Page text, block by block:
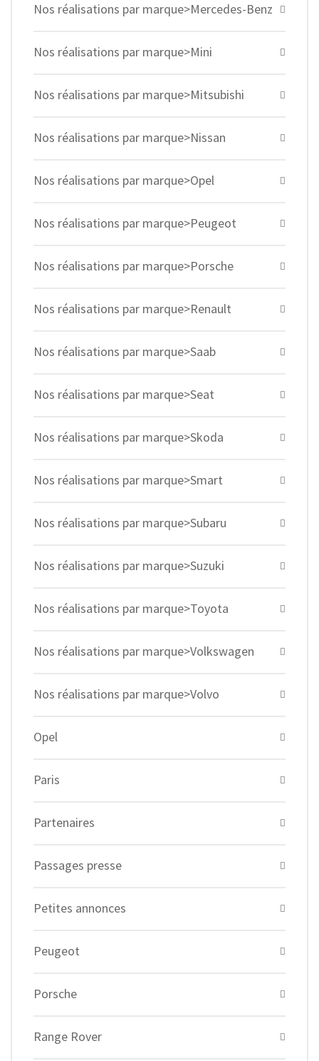
Nos réalisations par marque>Mercedes-Benz
Nos réalisations par marque>Mini
Nos réalisations par marque>Mitsubishi
Nos réalisations par marque>Nissan
Nos réalisations par marque>Opel
Nos réalisations par marque>Peugeot
Nos réalisations par marque>Porsche
Nos réalisations par marque>Renault
Nos réalisations par marque>Saab
Nos réalisations par marque>Seat
Nos réalisations par marque>Skoda
Nos réalisations par marque>Smart
Nos réalisations par marque>Subaru
Nos réalisations par marque>Suzuki
Nos réalisations par marque>Toyota
Nos réalisations par marque>Volkswagen
Nos réalisations par marque>Volvo
Opel
Paris
Partenaires
Passages presse
Petites annonces
Peugeot
Porsche
Range Rover